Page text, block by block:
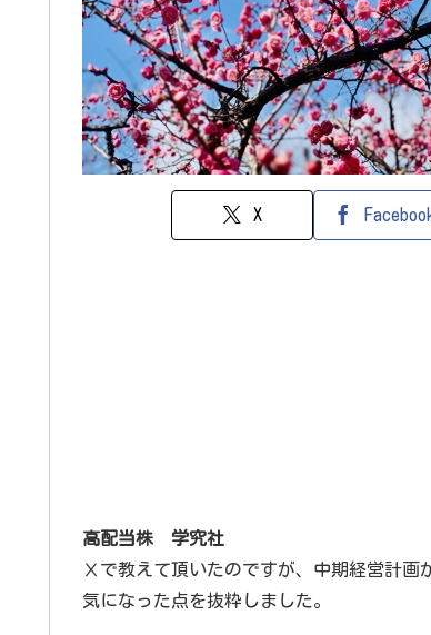
X
高配当株 学究社
Ⅹで教えて頂いたのですが、中期経営計画
気になった点を抜粋しました。